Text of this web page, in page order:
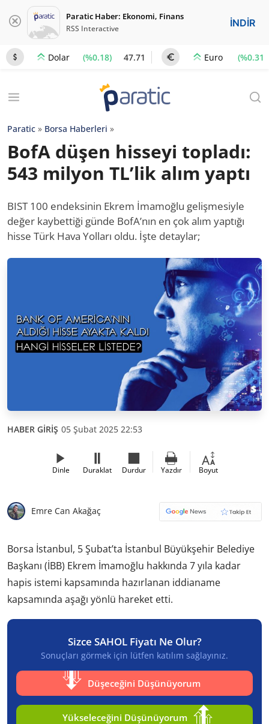
Paratic Haber: Ekonomi, Finans
RSS Interactive İNDİR
Dolar (%0.18) 47.71 Euro (%0.31)
Paratic » Borsa Haberleri »
BofA düşen hisseyi topladı:
543 milyon TL’lik alım yaptı
BIST 100 endeksinin Ekrem İmamoğlu gelişmesiyle
değer kaybettiği günde BofA’nın en çok alım yaptığı
hisse Türk Hava Yolları oldu. İşte detaylar;
HABER GİRİŞ 05 Şubat 2025 22:53
Dinle Duraklat Durdur Yazdır Boyut
Emre Can Akağaç
Borsa İstanbul, 5 Şubat’ta İstanbul Büyükşehir Belediye
Başkanı (İBB) Ekrem İmamoğlu hakkında 7 yıla kadar
hapis istemi kapsamında hazırlanan iddianame
kapsamında aşağı yönlü hareket etti.
Sizce SAHOL Fiyatı Ne Olur?
Sonuçları görmek için lütfen katılım sağlayınız.
Düşeceğini Düşünüyorum
Yükseleceğini Düşünüyorum